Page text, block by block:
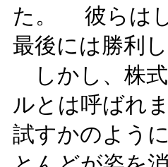
た。 彼らはし
最後には勝利
しかし、株
ルとは呼ばれ
試すかのよう